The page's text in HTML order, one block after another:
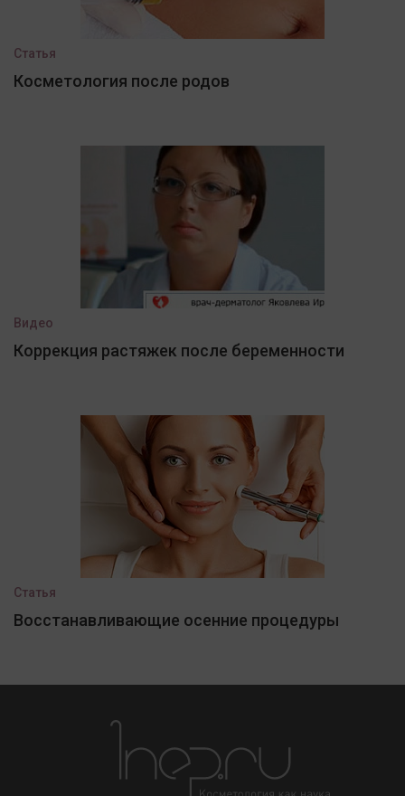
Статья
Косметология после родов
Видео
Коррекция растяжек после беременности
Статья
Восстанавливающие осенние процедуры